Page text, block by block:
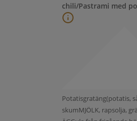
chili/Pastrami med
Potatisgratäng(potatis,
skumMJÖLK, rapsolja,